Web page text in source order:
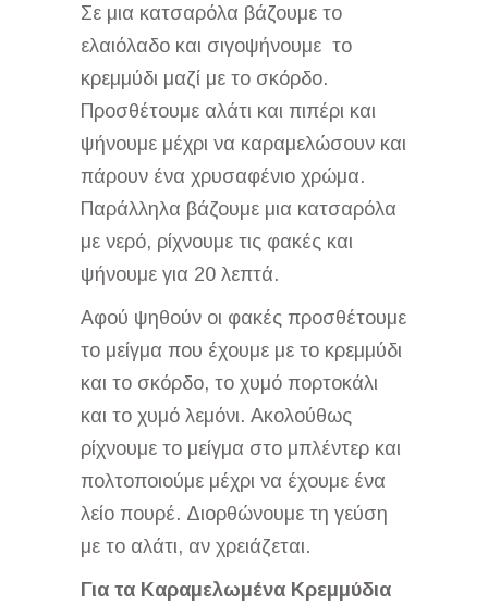
Σε μια κατσαρόλα βάζουμε το
ελαιόλαδο και σιγοψήνουμε το
κρεμμύδι μαζί με το σκόρδο.
Προσθέτουμε αλάτι και πιπέρι και
ψήνουμε μέχρι να καραμελώσουν και
πάρουν ένα χρυσαφένιο χρώμα.
Παράλληλα βάζουμε μια κατσαρόλα
με νερό, ρίχνουμε τις φακές και
ψήνουμε για 20 λεπτά.
Αφού ψηθούν οι φακές προσθέτουμε
το μείγμα που έχουμε με το κρεμμύδι
και το σκόρδο, το χυμό πορτοκάλι
και το χυμό λεμόνι. Ακολούθως
ρίχνουμε το μείγμα στο μπλέντερ και
πολτοποιούμε μέχρι να έχουμε ένα
λείο πουρέ. Διορθώνουμε τη γεύση
με το αλάτι, αν χρειάζεται.
Για τα Καραμελωμένα Κρεμμύδια